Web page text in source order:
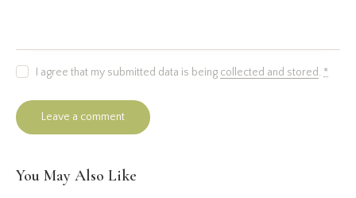
I agree that my submitted data is being collected and stored. *
You May Also Like